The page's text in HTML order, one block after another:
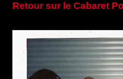
Retour sur le Cabaret